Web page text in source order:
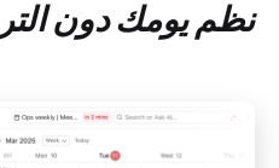
نظم يومك دون